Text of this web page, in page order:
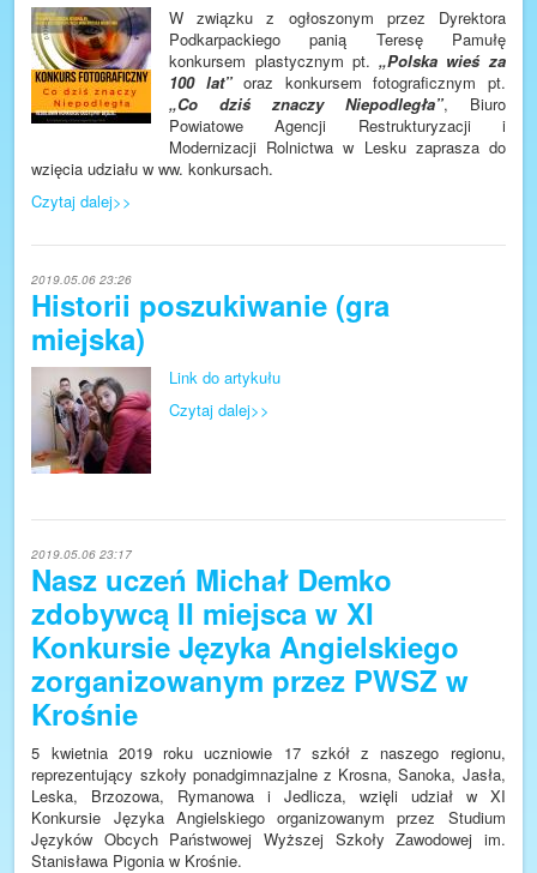
W związku z ogłoszonym przez Dyrektora
Podkarpackiego panią Teresę Pamułę
konkursem plastycznym pt.„Polska wieś za
100 lat”oraz konkursem fotograficznym pt.
„Co dziś znaczy Niepodległa”, Biuro
Powiatowe Agencji Restrukturyzacji i
Modernizacji Rolnictwa w Lesku zaprasza do
wzięcia udziału w ww. konkursach.
Czytaj dalej>>
2019.05.06 23:26
Historii poszukiwanie (gra
miejska)
Link do artykułu
Czytaj dalej>>
2019.05.06 23:17
Nasz uczeń Michał Demko
zdobywcą II miejsca w XI
Konkursie Języka Angielskiego
zorganizowanym przez PWSZ w
Krośnie
5 kwietnia 2019 roku uczniowie 17 szkół z naszego regionu,
reprezentujący szkoły ponadgimnazjalne z Krosna, Sanoka, Jasła,
Leska, Brzozowa, Rymanowa i Jedlicza, wzięli udział w XI
Konkursie Języka Angielskiego organizowanym przez Studium
Języków Obcych Państwowej Wyższej Szkoły Zawodowej im.
Stanisława Pigonia w Krośnie.